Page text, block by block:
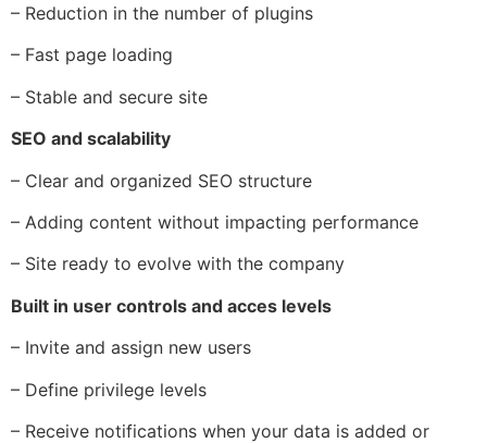
– Reduction in the number of plugins
– Fast page loading
– Stable and secure site
SEO and scalability
– Clear and organized SEO structure
– Adding content without impacting performance
– Site ready to evolve with the company
Built in user controls and acces levels
– Invite and assign new users
– Define privilege levels
– Receive notifications when your data is added or